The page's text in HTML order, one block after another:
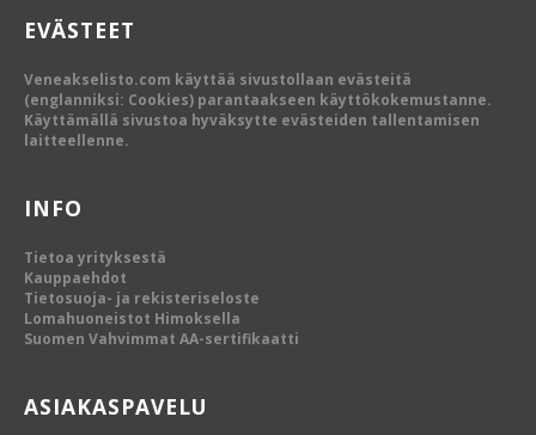
EVÄSTEET
Veneakselisto.com käyttää sivustollaan evästeitä
(englanniksi: Cookies) parantaakseen käyttökokemustanne.
Käyttämällä sivustoa hyväksytte evästeiden tallentamisen
laitteellenne.
INFO
Tietoa yrityksestä
Kauppaehdot
Tietosuoja- ja rekisteriseloste
Lomahuoneistot Himoksella
Suomen Vahvimmat AA-sertifikaatti
ASIAKASPAVELU